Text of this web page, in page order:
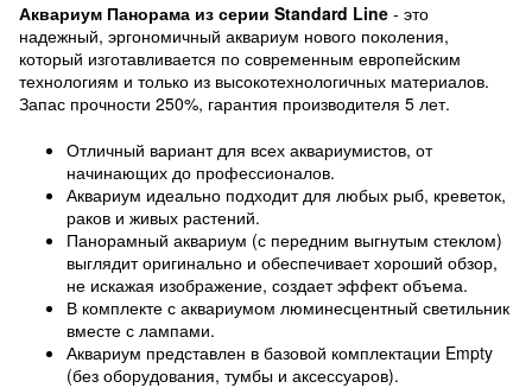
Аквариум Панорама из серии Standard Line - это
надежный, эргономичный аквариум нового поколения,
который изготавливается по современным европейским
технологиям и только из высокотехнологичных материалов.
Запас прочности 250%, гарантия производителя 5 лет.
Отличный вариант для всех аквариумистов, от
начинающих до профессионалов.
Аквариум идеально подходит для любых рыб, креветок,
раков и живых растений.
Панорамный аквариум (с передним выгнутым стеклом)
выглядит оригинально и обеспечивает хороший обзор,
не искажая изображение, создает эффект объема.
В комплекте с аквариумом люминесцентный светильник
вместе с лампами.
Аквариум представлен в базовой комплектации Empty
(без оборудования, тумбы и аксессуаров).